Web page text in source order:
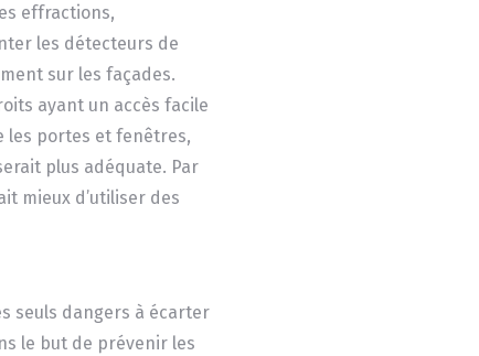
effractions,
les détecteurs de
sur les façades.
ayant un accès facile
les portes et fenêtres,
plus adéquate. Par
mieux d’utiliser des
seuls dangers à écarter
le but de prévenir les